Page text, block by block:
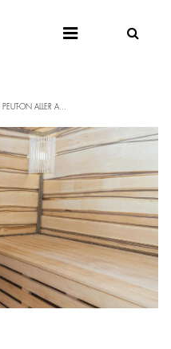
PEUT-ON ALLER A...